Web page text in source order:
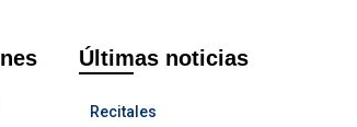
Últimas noticias
Recitales